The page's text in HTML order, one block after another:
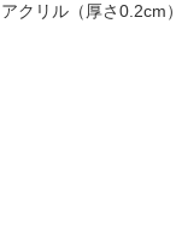
アクリル（厚さ0.2cm）